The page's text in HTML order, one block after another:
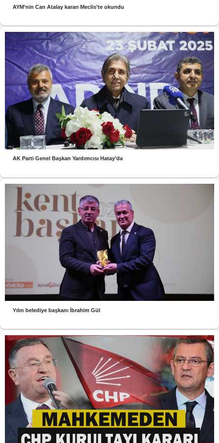
AYM’nin Can Atalay kararı Meclis’te okundu
AK Parti Genel Başkan Yardımcısı Hatay’da
Yılın belediye başkanı İbrahim Gül